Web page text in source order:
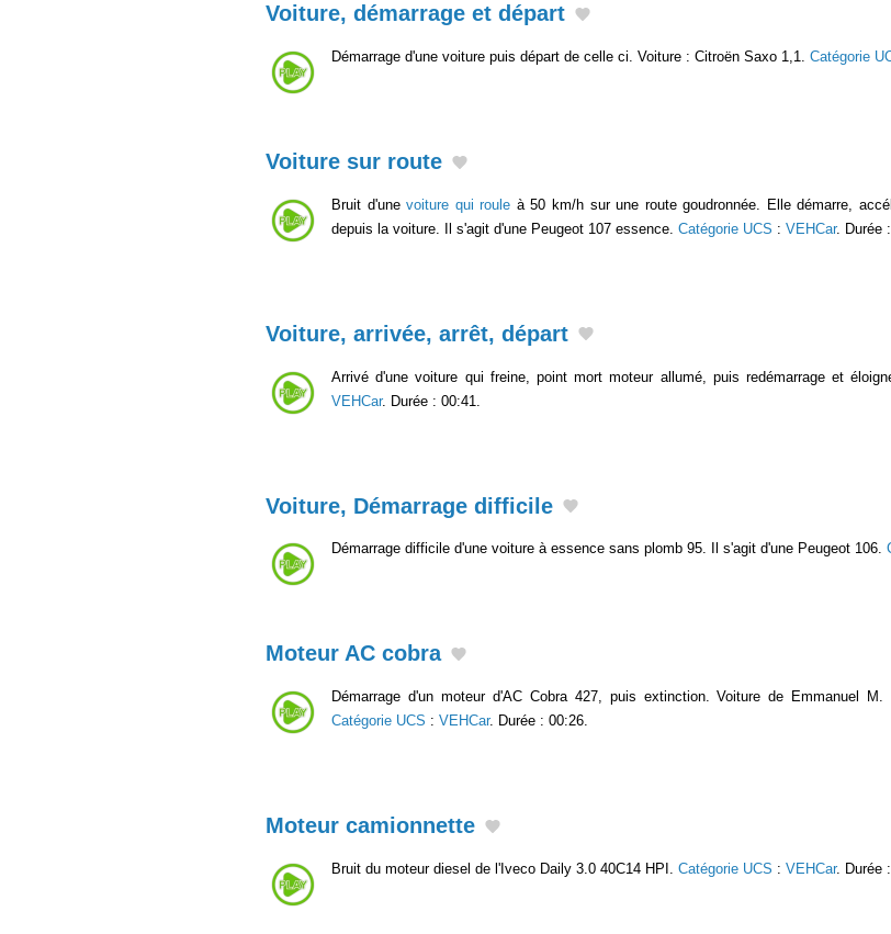
Voiture, démarrage et départ
Démarrage d'une voiture puis départ de celle ci. Voiture : Citroën Saxo 1,1. Catégorie
Voiture sur route
Bruit d'unevoiture qui roule à 50 km/h sur une route goudronnée. Elle démarre,
depuis la voiture. Il s'agit d'une Peugeot 107 essence. Catégorie UCS : VEHCar. Durée :
Voiture, arrivée, arrêt, départ
Arrivé d'une voiture qui freine, point mort moteur allumé, puis redémarrage et
VEHCar. Durée : 00:41.
Voiture, Démarrage difficile
Démarrage difficile d'une voiture à essence sans plomb 95. Il s'agit d'une Peugeot 106.
Moteur AC cobra
Démarrage d'un moteur d'AC Cobra 427, puis extinction. Voiture de Emmanuel M.
Catégorie UCS : VEHCar. Durée : 00:26.
Moteur camionnette
Bruit du moteur diesel de l'Iveco Daily 3.0 40C14 HPI. Catégorie UCS : VEHCar. Durée